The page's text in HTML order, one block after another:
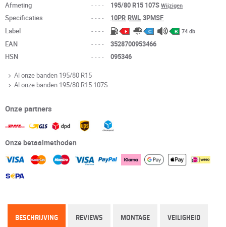
Afmeting
---- 195/80 R15 107SWijzigen
Specificaties ---- 10PR RWL 3PMSF
Label
---- E C B 74 db
EAN ----
3528700953466
HSN
---- 095346
Al onze banden 195/80 R15
Al onze banden 195/80 R15 107S
Onze partners
Onze betaalmethoden
BESCHRIJVING REVIEWS MONTAGE VEILIGHEID